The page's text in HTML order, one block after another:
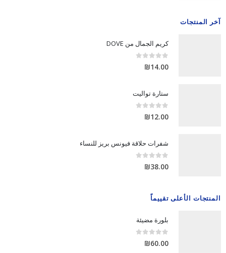
آخر المنتجات
كريم الجمال من DOVE
0
out of 5
₪14.00
ستارة تواليت
0
out of 5
₪12.00
شفرات حلاقة فيونس بريز للنساء
₪38.00
المنتجات الأعلى تقييماً
بلورة مضيئة
₪60.00